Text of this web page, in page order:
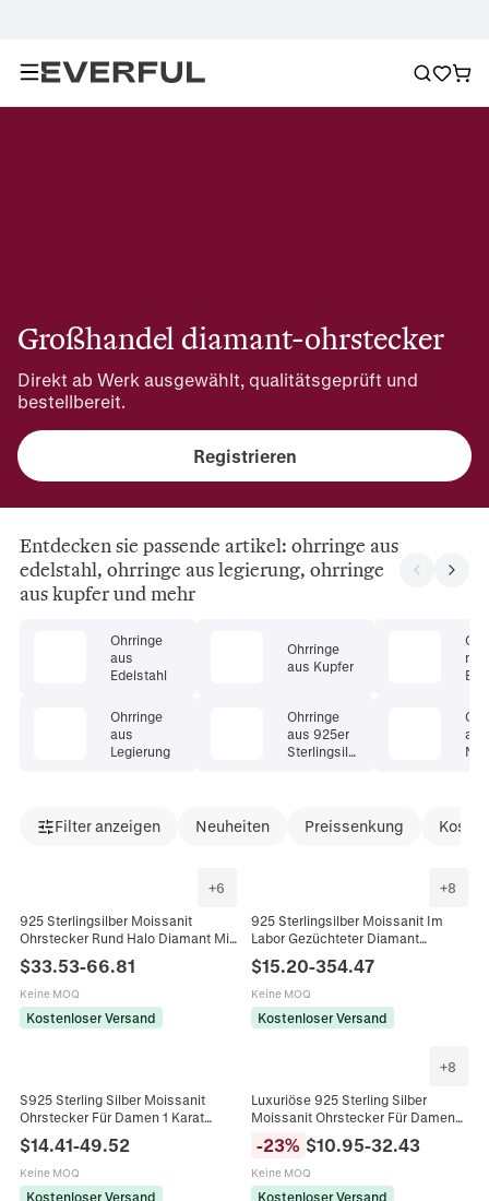
Großhandel diamant-ohrstecker
Direkt ab Werk ausgewählt, qualitätsgeprüft und
bestellbereit.
Registrieren
Entdecken sie passende artikel: ohrringe aus
edelstahl, ohrringe aus legierung, ohrringe
aus kupfer und mehr
Ohrringe
aus
Edelstahl
Ohrringe
aus
Legierung
Ohrringe
aus Kupfer
Ohrringe
aus 925er
Sterlingsilb
mit
aus
Filter anzeigen Neuheiten Preissenkung
+6
925 Sterlingsilber Moissanit
Ohrstecker Rund Halo Diamant Mit
Hohem Kohlenstoffgehalt Ohrringe
Für Damen Eleganter Schmuck
$33.53-66.81
Keine MOQ
Kostenloser Versand
+8
925 Sterlingsilber Moissanit Im
Labor Gezüchteter Diamant
Ohrstecker Für Damen Unisex 18K
Weißgold Überzogen
Minimalistischer Schmuck
$15.20-354.47
Keine MOQ
Kostenloser Versand
S925 Sterling Silber Moissanit
Ohrstecker Für Damen 1 Karat
Rund Rosa Blau Weiß Diamant
Ohrringe Sechs Krallen Schmuck
$14.41-49.52
Keine MOQ
Kostenloser Versand
+8
Luxuriöse 925 Sterling Silber
Moissanit Ohrstecker Für Damen
Gold Beschichtet Halo Rundschliff
Diamant Ohrringe Mit GRA
Zertifikat Schmuck
-23% $10.95-32.43
Keine MOQ
Kostenloser Versand